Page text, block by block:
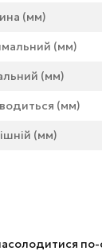
(мм)
(мм)
(мм)
(мм)
(мм)